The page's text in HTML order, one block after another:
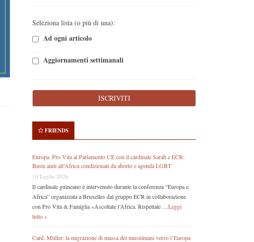
Seleziona lista (o più di una):
Ad ogni articolo
Aggiornamenti settimanali
FRIENDS
Europa. Pro Vita al Parlamento UE con il cardinale Sarah e ECR:
Basta aiuti all’Africa condizionati da aborto e agenda LGBT
16 Luglio 2026
Il cardinale guineano è intervenuto durante la conferenza “Europa e
Africa” organizzata a Bruxelles dal gruppo ECR in collaborazione
con Pro Vita & Famiglia «Ascoltate l’Africa. Rispettate … Leggi
tutto »
Card. Müller: la migrazione di massa dei musulmani verso l’Europa